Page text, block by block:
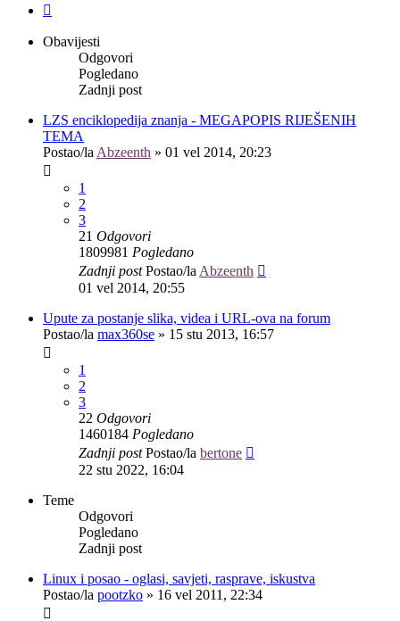
Obavijesti
Odgovori
Pogledano
Zadnji post
LZS enciklopedija znanja - MEGAPOPIS RIJEŠENIH
TEMA
Postao/la Abzeenth » 01 vel 2014, 20:23
1
2
3
21 Odgovori
1809981 Pogledano
Zadnji postPostao/la Abzeenth
01 vel 2014, 20:55
Upute za postanje slika, videa i URL-ova na forum
Postao/la max360se » 15 stu 2013, 16:57
1
2
3
22 Odgovori
1460184 Pogledano
Zadnji postPostao/la bertone
22 stu 2022, 16:04
Teme
Odgovori
Pogledano
Zadnji post
Linux i posao - oglasi, savjeti, rasprave, iskustva
Postao/la pootzko » 16 vel 2011, 22:34